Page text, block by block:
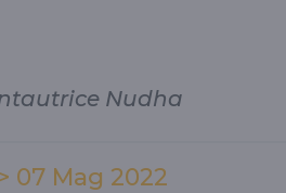
Nudha
07 Mag 2022